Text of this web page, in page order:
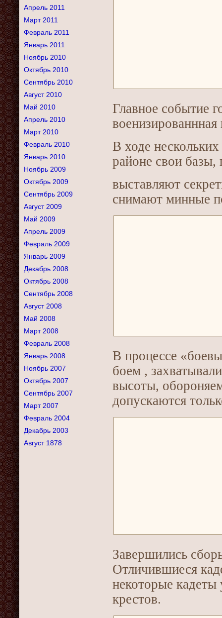
Апрель 2011
Март 2011
Февраль 2011
Январь 2011
Ноябрь 2010
Октябрь 2010
Сентябрь 2010
Август 2010
Май 2010
Апрель 2010
Март 2010
Февраль 2010
Январь 2010
Ноябрь 2009
Октябрь 2009
Сентябрь 2009
Август 2009
Май 2009
Апрель 2009
Февраль 2009
Январь 2009
Декабрь 2008
Октябрь 2008
Сентябрь 2008
Август 2008
Май 2008
Март 2008
Февраль 2008
Январь 2008
Ноябрь 2007
Октябрь 2007
Сентябрь 2007
Март 2007
Февраль 2004
Декабрь 2003
Август 1878
Главное событие
военизированнная
В ходе
районе свои базы,
выставляют
снимают минные
В процессе
боем ,
высоты,
допускаются
Завершились
Отличившиеся
некоторые кадеты
крестов.